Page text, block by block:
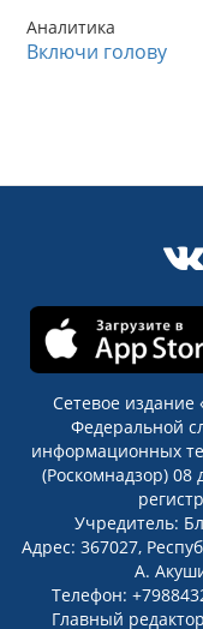
Аналитика
Включи голову
Сетевое издание
Федеральной
информационных
(Роскомнадзор) 08
Учредитель:
Адрес: 367027,
А.
Телефон:
Главный